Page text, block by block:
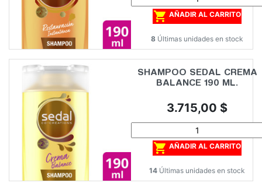
 AÑADIR AL CARRITO
8 Últimas unidades en stock
SHAMPOO SEDAL CREMA
BALANCE 190 ML.
Precio
3.715,00 $
 AÑADIR AL CARRITO
14 Últimas unidades en stock